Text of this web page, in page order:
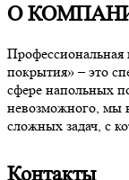
О
покрытия» – это
сфере напольных
невозможного, мы
сложных задач, с
Контакты